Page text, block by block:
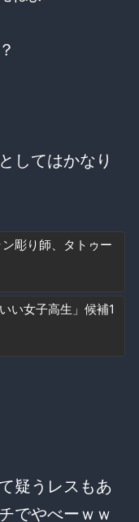
してはかなり
彫り師、タトゥー
い女子高生」候補1
疑うレスもあ
でやべーｗｗ